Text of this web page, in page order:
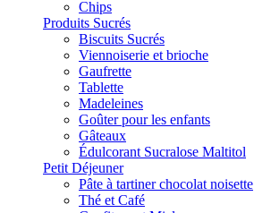
Chips
Produits Sucrés
Biscuits Sucrés
Viennoiserie et brioche
Gaufrette
Tablette
Madeleines
Goûter pour les enfants
Gâteaux
Édulcorant Sucralose Maltitol
Petit Déjeuner
Pâte à tartiner chocolat noisette
Thé et Café